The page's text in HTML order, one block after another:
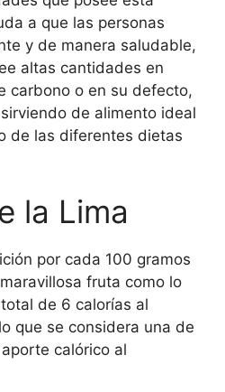
a que las personas
y de manera saludable,
altas cantidades en
carbono o en su defecto,
de alimento ideal
de las diferentes dietas
la Lima
por cada 100 gramos
fruta como lo
de 6 calorías al
que se considera una de
calórico al